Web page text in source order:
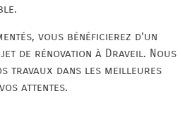
vous bénéficierez d’un
de rénovation à Draveil. Nous
travaux dans les meilleures
attentes.